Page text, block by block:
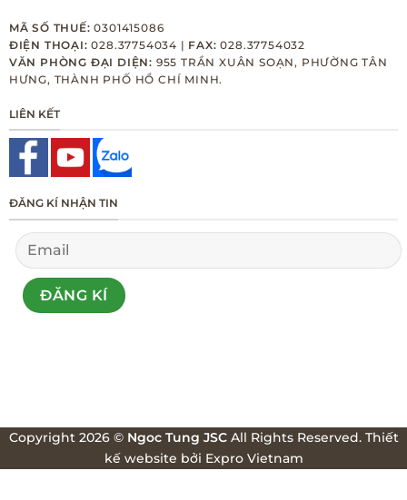
MÃ SỐ THUẾ: 0301415086
ĐIỆN THOẠI: 028.37754034 | FAX: 028.37754032
VĂN PHÒNG ĐẠI DIỆN: 955 TRẦN XUÂN SOẠN, PHƯỜNG TÂN
HƯNG, THÀNH PHỐ HỒ CHÍ MINH.
LIÊN KẾT
ĐĂNG KÍ NHẬN TIN
Copyright 2026 © Ngoc Tung JSCAll Rights Reserved. Thiết
kế website bởi Expro Vietnam